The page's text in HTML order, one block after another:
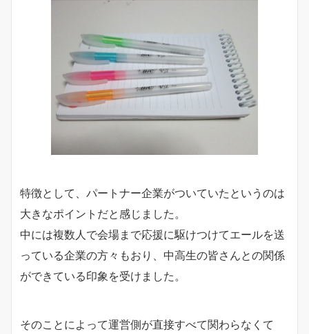
特徴として、パートナー企業がついていたというのは
大きなポイントだと感じました。
中には複数人で会場まで応援に駆けつけてエールを送
っている企業の方々もおり、中高生の皆さんとの関係
ができている印象を受けました。
そのことによって運営側が直接すべて関わらなくて